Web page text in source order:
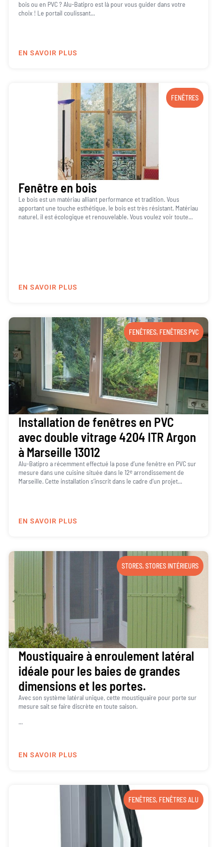
bois ou en PVC ? Alu-Batipro est là pour vous guider dans votre
choix ! Le portail coulissant...
EN SAVOIR PLUS
FENÊTRES
Fenêtre en bois
Le bois est un matériau alliant performance et tradition. Vous
apportant une touche esthétique, le bois est très résistant. Matériau
naturel, il est écologique et renouvelable. Vous voulez voir toute...
EN SAVOIR PLUS
FENÊTRES, FENÊTRES PVC
Installation de fenêtres en PVC
avec double vitrage 4204 ITR Argon
à Marseille 13012
Alu-Batipro a récemment effectué la pose d’une fenêtre en PVC sur
mesure dans une cuisine située dans le 12ᵉ arrondissement de
Marseille. Cette installation s’inscrit dans le cadre d’un projet...
EN SAVOIR PLUS
STORES,STORES INTÉRIEURS
Moustiquaire à enroulement latéral
idéale pour les baies de grandes
dimensions et les portes.
Avec son système latéral unique, cette moustiquaire pour porte sur
mesure sait se faire discrète en toute saison.
...
EN SAVOIR PLUS
FENÊTRES, FENÊTRES ALU